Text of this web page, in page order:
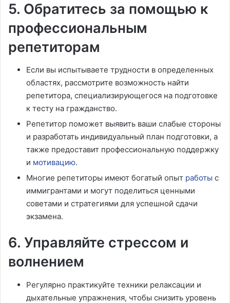
5. Обратитесь за помощью к
профессиональным
репетиторам
Если вы испытываете трудности в определенных
областях, рассмотрите возможность найти
репетитора, специализирующегося на подготовке
к тесту на гражданство.
Репетитор поможет выявить ваши слабые стороны
и разработать индивидуальный план подготовки, а
также предоставит профессиональную поддержку
и мотивацию.
Многие репетиторы имеют богатый опыт работы с
иммигрантами и могут поделиться ценными
советами и стратегиями для успешной сдачи
экзамена.
6. Управляйте стрессом и
волнением
Регулярно практикуйте техники релаксации и
дыхательные упражнения, чтобы снизить уровень